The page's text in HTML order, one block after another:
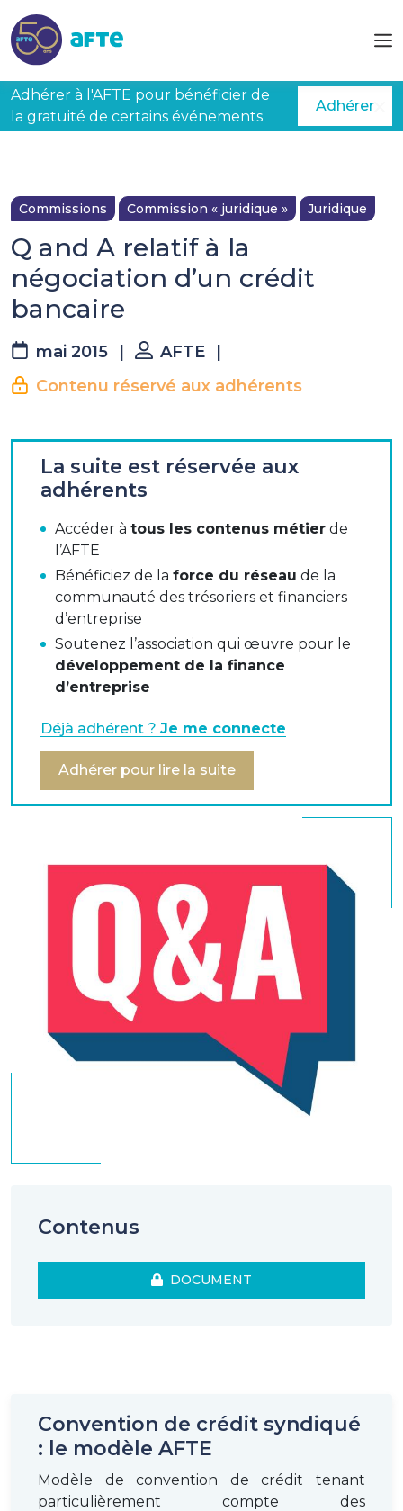
Adhérer à l'AFTE pour bénéficier de
la gratuité de certains événements
Adhérer
Commissions Commission « juridique » Juridique
Q and A relatif à la
négociation d’un crédit
bancaire
mai 2015 AFTE
Contenu réservé aux adhérents
Ce Q&A doit être lu conjointement au modèle de
convention de crédit syndiqué.
L’AFTE a le plaisir de mettre à disposition de ses
adhérents un Q&A portant sur la négociation
contractuelle relatif au crédit bancaire. Ce Q&A doit
être lu conjointement au modèle de convention de
crédit publié ce jour et à la recommandation
importante de l’AFTE (également publiée ce jour)
s’agissant de la façon de traiter les questions de «
conformité » aux lois imposant des sanctions
question de plus en plus débattue avec les prêteurs
au moment de la conclusion d’un prêt.
La suite est réservée aux
adhérents
Accéder à tous les contenus métier de
l’AFTE
Bénéficiez de la force du réseau de la
communauté des trésoriers et financiers
d’entreprise
Soutenez l’association qui œuvre pour le
développement de la finance
d’entreprise
Déjà adhérent ? Je me connecte
Adhérer pour lire la suite
Contenus
DOCUMENT
Convention de crédit syndiqué
: le modèle AFTE
Modèle de convention de crédit tenant
particulièrement compte des